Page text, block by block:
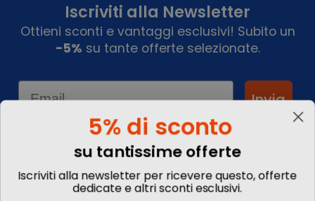
Informazioni
Iscriviti alla Newsletter
Ottieni sconti e vantaggi esclusivi! Subito un
-5% su tante offerte selezionate.
Email
Invia
5% di sconto
su tantissime offerte
Iscriviti alla newsletter per ricevere questo, offerte
dedicate e altri sconti esclusivi.